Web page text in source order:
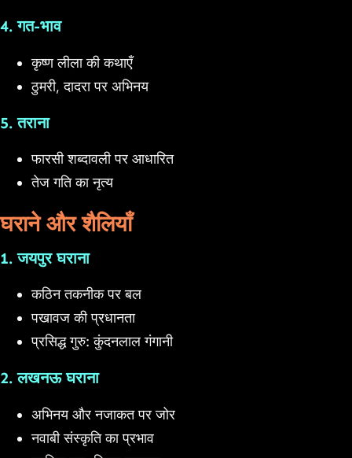
4. गत-भाव
कृष्ण लीला की कथाएँ
ठुमरी, दादरा पर अभिनय
5. तराना
फारसी शब्दावली पर आधारित
तेज गति का नृत्य
घराने और शैलियाँ
1. जयपुर घराना
कठिन तकनीक पर बल
पखावज की प्रधानता
प्रसिद्ध गुरु: कुंदनलाल गंगानी
2. लखनऊ घराना
अभिनय और नजाकत पर जोर
नवाबी संस्कृति का प्रभाव